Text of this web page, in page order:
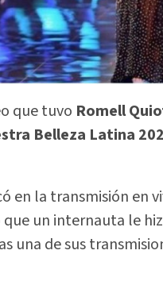
que tuvo Romell
Belleza Latina
en la transmisión en
que un internauta le
una de sus